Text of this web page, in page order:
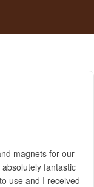
magnets for our
fantastic
use and I received